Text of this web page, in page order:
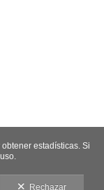
estadísticas. Si
Rechazar